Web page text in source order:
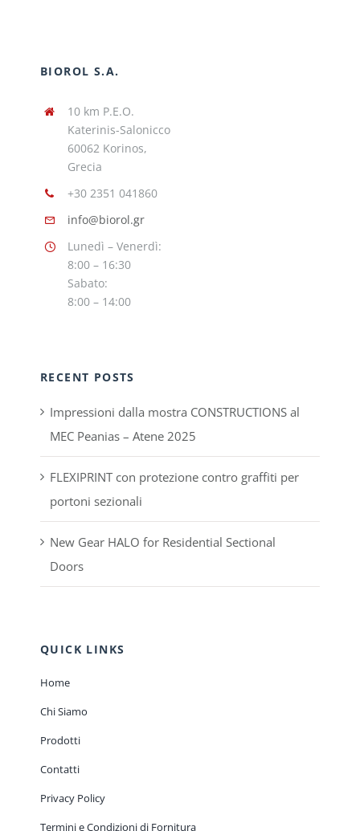
BIOROL S.A.
10 km P.E.O.
Katerinis-Salonicco
60062 Korinos,
Grecia
+30 2351 041860
info@biorol.gr
Lunedì – Venerdì:
8:00 – 16:30
Sabato:
8:00 – 14:00
RECENT POSTS
Impressioni dalla mostra CONSTRUCTIONS al
MEC Peanias – Atene 2025
FLEXIPRINT con protezione contro graffiti per
portoni sezionali
New Gear HALO for Residential Sectional
Doors
QUICK LINKS
Home
Chi Siamo
Prodotti
Contatti
Privacy Policy
Termini e Condizioni di Fornitura